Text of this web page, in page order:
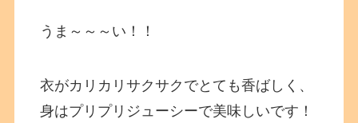
うま～～～い！！
衣がカリカリサクサクでとても香ばしく、
身はプリプリジューシーで美味しいです！